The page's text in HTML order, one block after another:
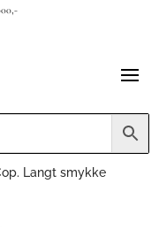
Langt smykke